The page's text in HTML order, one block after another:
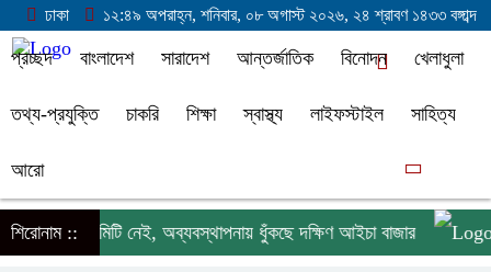
ঢাকা ১২:৪৯ অপরাহ্ন, শনিবার, ০৮ অগাস্ট ২০২৬, ২৪ শ্রাবণ ১৪৩৩ বঙ্গাব্দ
প্রচ্ছদ বাংলাদেশ সারাদেশ আন্তর্জাতিক বিনোদন খেলাধুলা
তথ্য-প্রযুক্তি চাকরি শিক্ষা স্বাস্থ্য লাইফস্টাইল সাহিত্য
আরো
শিরোনাম ::
ধরে কমিটি নেই, অব্যবস্থাপনায় ধুঁকছে দক্ষিণ আইচা বাজার